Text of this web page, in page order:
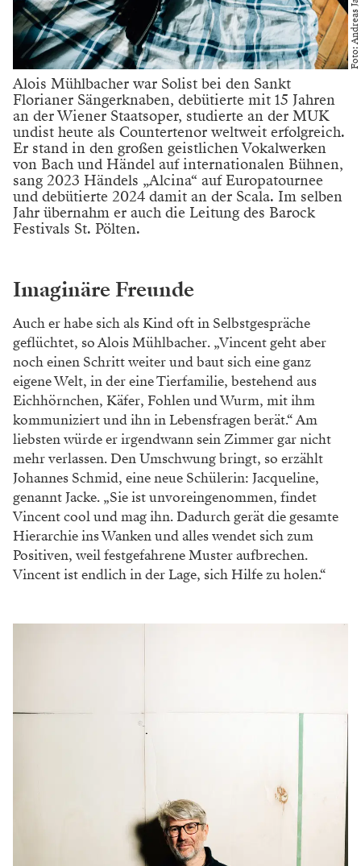
Alois Mühlbacher war Solist bei den Sankt
Florianer Sängerknaben, debütierte mit 15 Jahren
an der Wiener Staatsoper, studierte an der MUK
undist heute als Countertenor weltweit erfolgreich.
Er stand in den großen geistlichen Vokalwerken
von Bach und Händel auf internationalen Bühnen,
sang 2023 Händels „Alcina“ auf Europatournee
und debütierte 2024 damit an der Scala. Im selben
Jahr übernahm er auch die Leitung des Barock
Festivals St. Pölten.
Imaginäre Freunde
Auch er habe sich als Kind oft in Selbstgespräche
geflüchtet, so Alois Mühlbacher. „Vincent geht aber
noch einen Schritt weiter und baut sich eine ganz
eigene Welt, in der eine Tierfamilie, bestehend aus
Eichhörnchen, Käfer, Fohlen und Wurm, mit ihm
kommuniziert und ihn in Lebensfragen berät.“ Am
liebsten würde er irgendwann sein Zimmer gar nicht
mehr verlassen. Den Umschwung bringt, so erzählt
Johannes Schmid, eine neue Schülerin: Jacqueline,
genannt Jacke. „Sie ist unvoreingenommen, findet
Vincent cool und mag ihn. Dadurch gerät die gesamte
Hierarchie ins Wanken und alles wendet sich zum
Positiven, weil festgefahrene Muster aufbrechen.
Vincent ist endlich in der Lage, sich Hilfe zu holen.“